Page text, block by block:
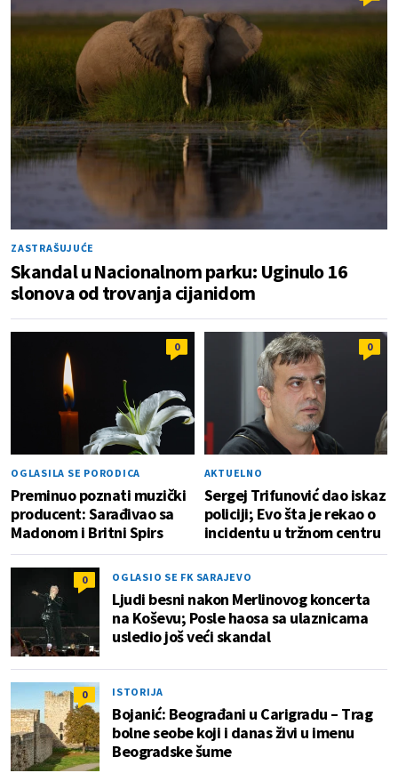
ZASTRAŠUJUĆE
Skandal u Nacionalnom parku: Uginulo 16
slonova od trovanja cijanidom
0
OGLASILA SE PORODICA
Preminuo poznati muzički
producent: Sarađivao sa
Madonom i Britni Spirs
0
AKTUELNO
Sergej Trifunović dao iskaz
policiji; Evo šta je rekao o
incidentu u tržnom centru
0 OGLASIO SE FK SARAJEVO
Ljudi besni nakon Merlinovog koncerta
na Koševu; Posle haosa sa ulaznicama
usledio još veći skandal
0 ISTORIJA
Bojanić: Beograđani u Carigradu – Тrag
bolne seobe koji i danas živi u imenu
Beogradske šume